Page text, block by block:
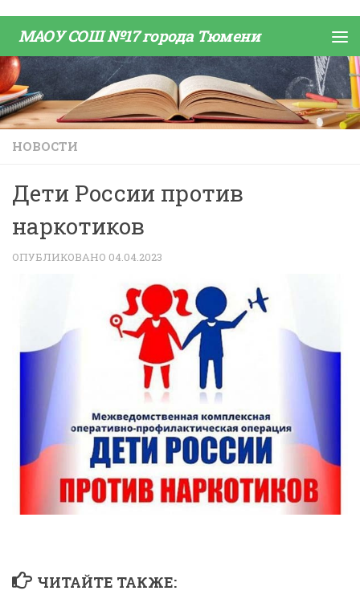
МАОУ СОШ №17 города Тюмени
НОВОСТИ
Дети России против
наркотиков
ОПУБЛИКОВАНО 04.04.2023
ЧИТАЙТЕ ТАКЖЕ: